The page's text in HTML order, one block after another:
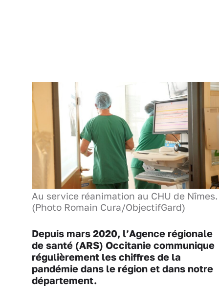
Au service réanimation au CHU de Nîmes.
(Photo Romain Cura/ObjectifGard)
Depuis mars 2020, l’Agence régionale
de santé (ARS) Occitanie communique
régulièrement les chiffres de la
pandémie dans le région et dans notre
département.